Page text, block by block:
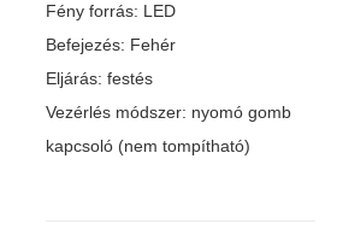
Fény forrás: LED
Befejezés: Fehér
Eljárás: festés
Vezérlés módszer: nyomó gomb
kapcsoló (nem tompítható)